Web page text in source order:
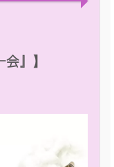
』】